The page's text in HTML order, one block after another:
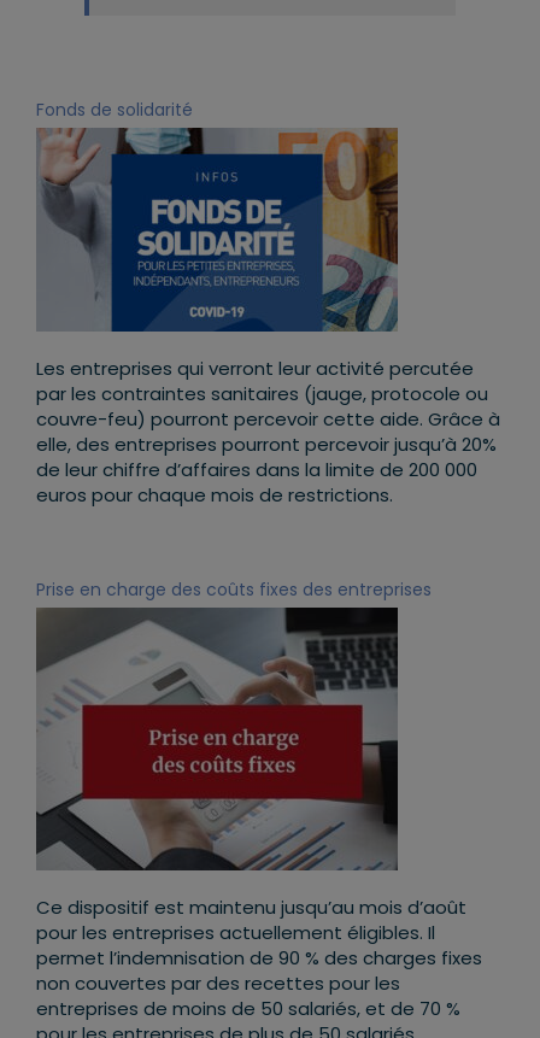
Fonds de solidarité
Les entreprises qui verront leur activité percutée
par les contraintes sanitaires (jauge, protocole ou
couvre-feu) pourront percevoir cette aide. Grâce à
elle, des entreprises pourront percevoir jusqu’à 20%
de leur chiffre d’affaires dans la limite de 200 000
euros pour chaque mois de restrictions.
Prise en charge des coûts fixes des entreprises
Ce dispositif est maintenu jusqu’au mois d’août
pour les entreprises actuellement éligibles. Il
permet l’indemnisation de 90 % des charges fixes
non couvertes par des recettes pour les
entreprises de moins de 50 salariés, et de 70 %